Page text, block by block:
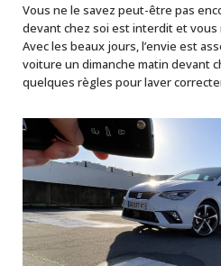
Vous ne le savez peut-être pas
devant chez soi est interdit et vous
Avec les beaux jours, l’envie est
voiture un dimanche matin devant
quelques règles pour laver